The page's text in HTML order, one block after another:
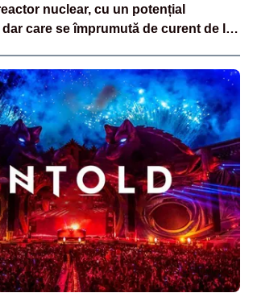
nuclear, cu un potențial
care se împrumută de curent de la